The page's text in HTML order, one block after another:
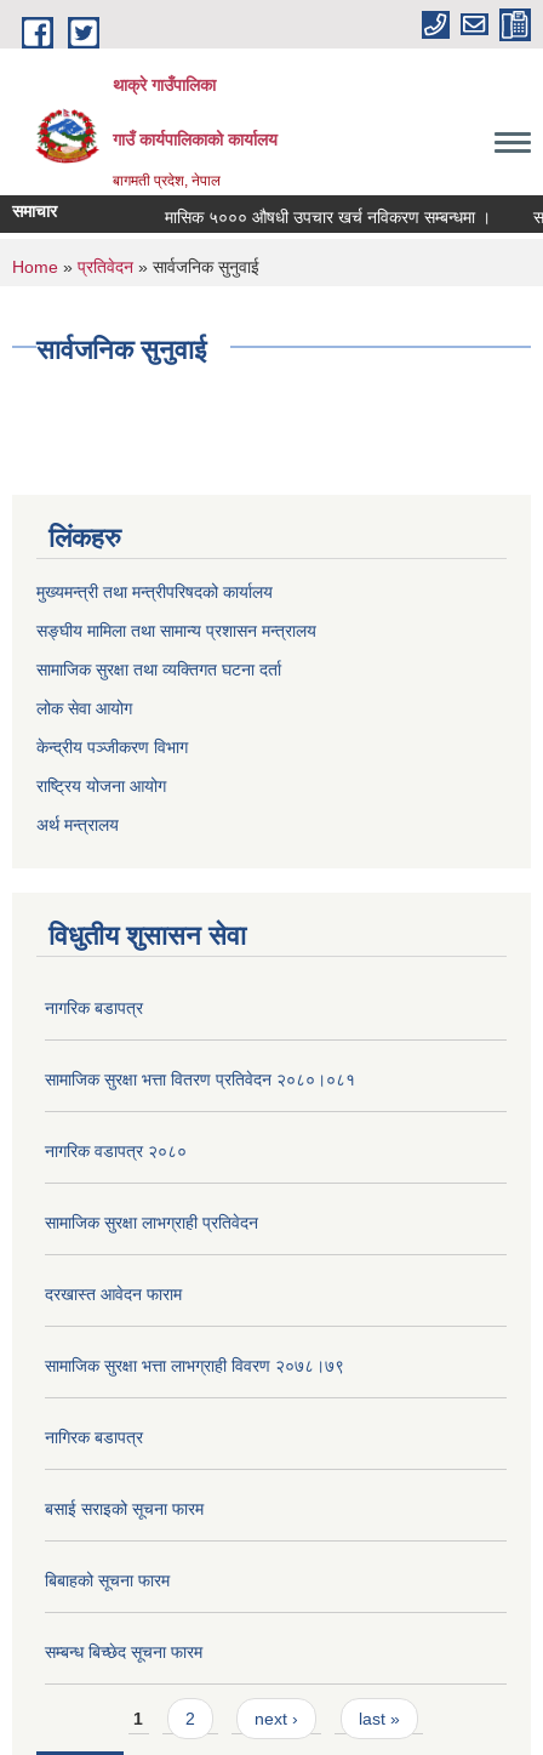
Skip to main content
थाक्रे गाउँपालिका
गाउँ कार्यपालिकाको कार्यालय
बागमती प्रदेश, नेपाल
समाचार मासिक ५००० औषधी उपचार खर्च नविकरण सम्बन्धमा ।
You are here
Home » प्रतिवेदन » सार्वजनिक सुनुवाई
सार्वजनिक सुनुवाई
लिंकहरु
मुख्यमन्त्री तथा मन्त्रीपरिषदको कार्यालय
सङ्घीय मामिला तथा सामान्य प्रशासन मन्त्रालय
सामाजिक सुरक्षा तथा व्यक्तिगत घटना दर्ता
लोक सेवा आयोग
केन्द्रीय पञ्जीकरण विभाग
राष्ट्रिय योजना आयोग
अर्थ मन्त्रालय
विधुतीय शुसासन सेवा
नागरिक बडापत्र
सामाजिक सुरक्षा भत्ता वितरण प्रतिवेदन २०८०।०८१
नागरिक वडापत्र २०८०
सामाजिक सुरक्षा लाभग्राही प्रतिवेदन
दरखास्त आवेदन फाराम
सामाजिक सुरक्षा भत्ता लाभग्राही विवरण २०७८।७९
नागिरक बडापत्र
बसाई सराइको सूचना फारम
बिबाहको सूचना फारम
सम्बन्ध बिच्छेद सूचना फारम
Pages1 2 next › last »